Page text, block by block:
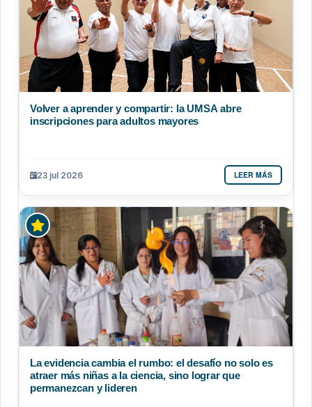
Volver a aprender y compartir: la UMSA abre
inscripciones para adultos mayores
23 jul 2026 LEER MÁS
La evidencia cambia el rumbo: el desafío no solo es
atraer más niñas a la ciencia, sino lograr que
permanezcan y lideren